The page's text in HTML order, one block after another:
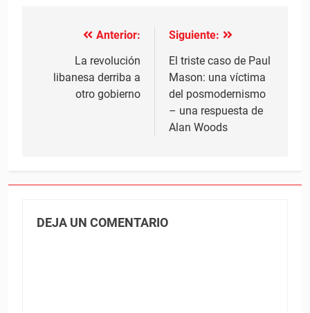
Navegación
entradas
Anterior:
La revolución
libanesa derriba a
otro gobierno
Siguiente:
El triste caso de Paul
Mason: una víctima
del posmodernismo
– una respuesta de
Alan Woods
DEJA UN COMENTARIO